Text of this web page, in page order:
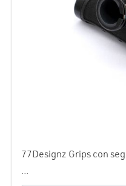
77Designz Grips con
...